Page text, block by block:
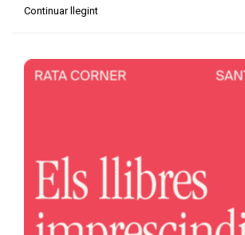
Continuar llegint